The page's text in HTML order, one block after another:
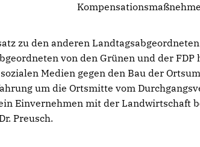
zu den anderen
von den Grünen und der
Medien gegen den Bau der
um die Ortsmitte vom
Einvernehmen mit der Landwirtschaft
Preusch.